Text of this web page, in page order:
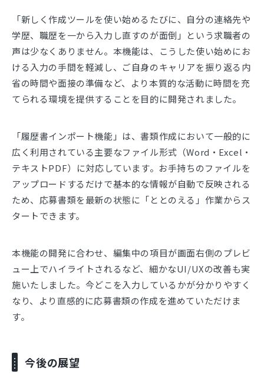
「新しく作成ツールを使い始めるたびに、自分の連絡先や
学歴、職歴を一から入力し直すのが面倒」という求職者の
声は少なくありません。本機能は、こうした使い始めにお
ける入力の手間を軽減し、ご自身のキャリアを振り返る内
省の時間や面接の準備など、より本質的な活動に時間を充
てられる環境を提供することを目的に開発されました。
「履歴書インポート機能」は、書類作成において一般的に
広く利用されている主要なファイル形式（Word・Excel・
テキストPDF）に対応しています。お手持ちのファイルを
アップロードするだけで基本的な情報が自動で反映される
ため、応募書類を最新の状態に「ととのえる」作業からス
タートできます。
本機能の開発に合わせ、編集中の項目が画面右側のプレビ
ュー上でハイライトされるなど、細かなUI/UXの改善も実
施いたしました。今どこを入力しているかが分かりやすく
なり、より直感的に応募書類の作成を進めていただけま
す。
今後の展望